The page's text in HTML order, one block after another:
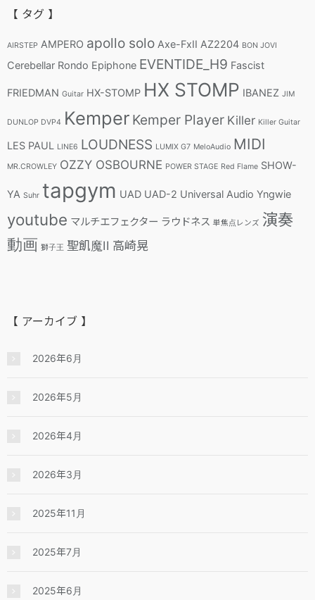
【 タグ 】
AIRSTEP AMPERO apollo solo Axe-FxII AZ2204 BON JOVI
Cerebellar Rondo Epiphone EVENTIDE_H9 Fascist
FRIEDMAN Guitar HX-STOMP HX STOMP IBANEZ JIM
DUNLOP DVP4 Kemper Kemper Player Killer Killer Guitar
LES PAUL LINE6 LOUDNESS LUMIX G7 MeloAudio MIDI
MR.CROWLEY OZZY OSBOURNE POWER STAGE Red Flame SHOW-
YA Suhr tapgym UAD UAD-2 Universal Audio Yngwie
youtube マルチエフェクター ラウドネス 単焦点レンズ 演奏
動画 獅子王 聖飢魔II 高崎晃
【 アーカイブ 】
2026年6月
2026年5月
2026年4月
2026年3月
2025年11月
2025年7月
2025年6月